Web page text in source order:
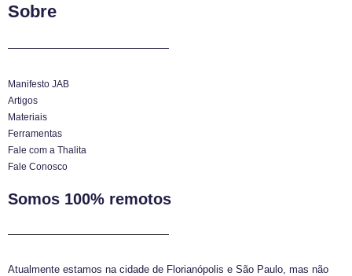
Sobre
Manifesto JAB
Artigos
Materiais
Ferramentas
Fale com a Thalita
Fale Conosco
Somos 100% remotos
Atualmente estamos na cidade de Florianópolis e São Paulo, mas não